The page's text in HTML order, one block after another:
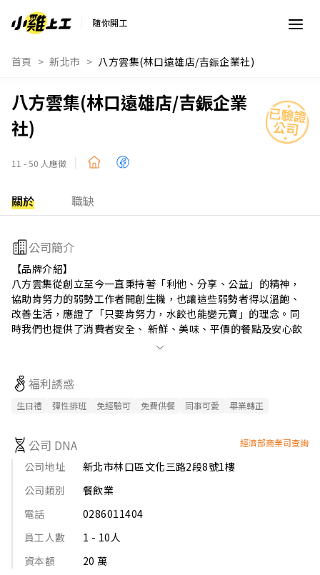
隨你開工
首頁 新北市 八方雲集(林口遠雄店/吉鋠企業社)
八方雲集(林口遠雄店/吉鋠企業
社)
11 - 50 人應徵
關於 職缺
公司簡介
【品牌介紹】
八方雲集從創立至今一直秉持著「利他、分享、公益」的精神，
協助肯努力的弱勢工作者開創生機，也讓這些弱勢者得以溫飽、
改善生活，應證了「只要肯努力，水餃也能變元寶」的理念。同
時我們也提供了消費者安全、 新鮮、美味、平價的餐點及安心飲
食的用餐環境，消費者用銅板價就能享用的庶民飲食。
【產品服務】
八方雲集以國外先進的生產設備進行全自動化生產，嚴格控管作
業品質，包括製造、冷藏、低溫配送、支援系統等，全面進行標
更取得ISO22000的認證。包括原料及產品均透過自主實驗室、
SGS、全國公證第三方同步檢測，為食安做三層的把關。
福利誘惑
生日禮 彈性排班 免經驗可 免費供餐 同事可愛 畢業轉正
公司 DNA 經濟部商業司查詢
公司地址
新北市林口區文化三路2段8號1樓
公司類別
餐飲業
電話
0286011404
員工人數
1 - 10人
資本額
20 萬